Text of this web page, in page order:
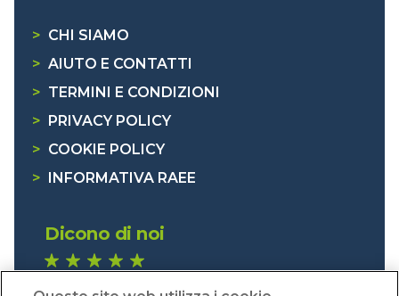
> CHI SIAMO
> AIUTO E CONTATTI
> TERMINI E CONDIZIONI
>
PRIVACY POLICY
> COOKIE POLICY
>
INFORMATIVA RAEE
Dicono di noi